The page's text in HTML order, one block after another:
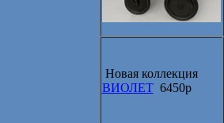
Новая коллекция
ВИОЛЕТ6450р